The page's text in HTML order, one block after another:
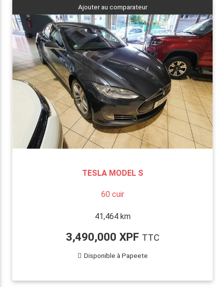
Ajouter au comparateur
TESLA MODEL S
60 cuir
41,464 km
3,490,000 XPF TTC
Disponible à Papeete